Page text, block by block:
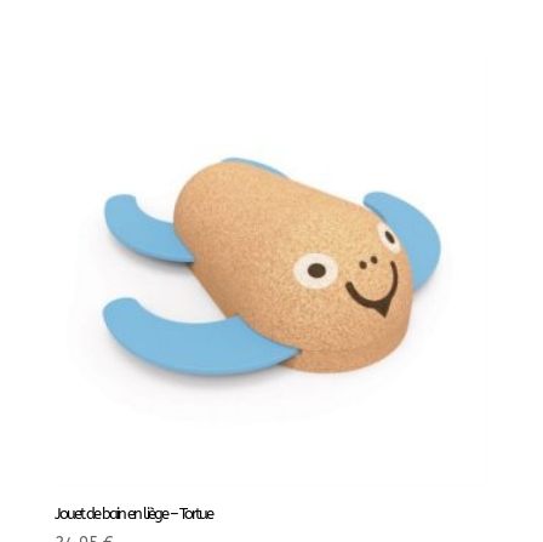
Jouet de bain en liège – Tortue